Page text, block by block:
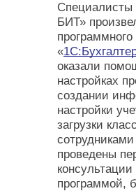
Специалисты
БИТ»
программного
«
оказали
настройках
создании
настройки
загрузки
проведены
программой,